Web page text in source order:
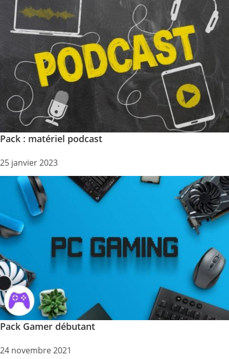
Pack : matériel podcast
25 janvier 2023
Pack Gamer débutant
24 novembre 2021